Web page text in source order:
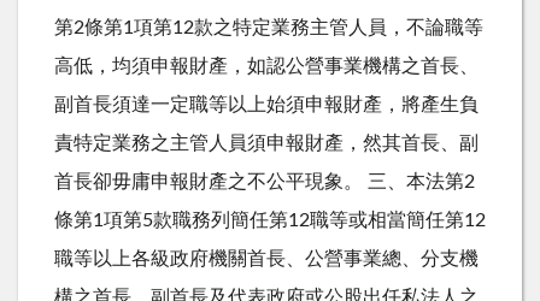
第2條第1項第12款之特定業務主管人員，不論職等
高低，均須申報財產，如認公營事業機構之首長、
副首長須達一定職等以上始須申報財產，將產生負
責特定業務之主管人員須申報財產，然其首長、副
首長卻毋庸申報財產之不公平現象。 三、本法第2
條第1項第5款職務列簡任第12職等或相當簡任第12
職等以上各級政府機關首長、公營事業總、分支機
構之首長、副首長及代表政府或公股出任私法人之